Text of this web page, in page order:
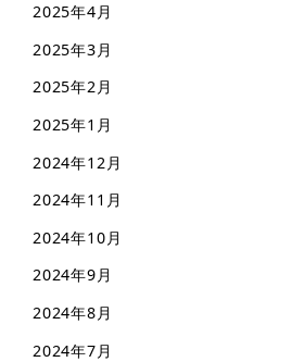
2025年4月
2025年3月
2025年2月
2025年1月
2024年12月
2024年11月
2024年10月
2024年9月
2024年8月
2024年7月